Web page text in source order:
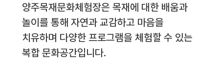
양주목재문화체험장은 목재에 대한 배움과
놀이를 통해 자연과 교감하고 마음을
치유하며 다양한 프로그램을 체험할 수 있는
복합 문화공간입니다.